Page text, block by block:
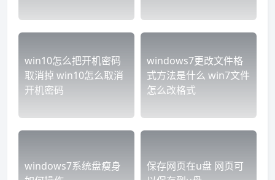
win10怎么把开机密码
取消掉 win10怎么取消
开机密码
windows7更改文件格
式方法是什么 win7文件
怎么改格式
windows7系统盘瘦身
保存网页在u盘 网页可